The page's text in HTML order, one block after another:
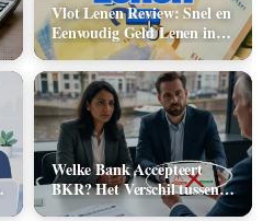
Vlot Lenen Review: Snel en
Eenvoudig Geld Lenen in
2026
Welke Bank Accepteert
BKR? Het Verschil tussen
Positief en Negatief BKR